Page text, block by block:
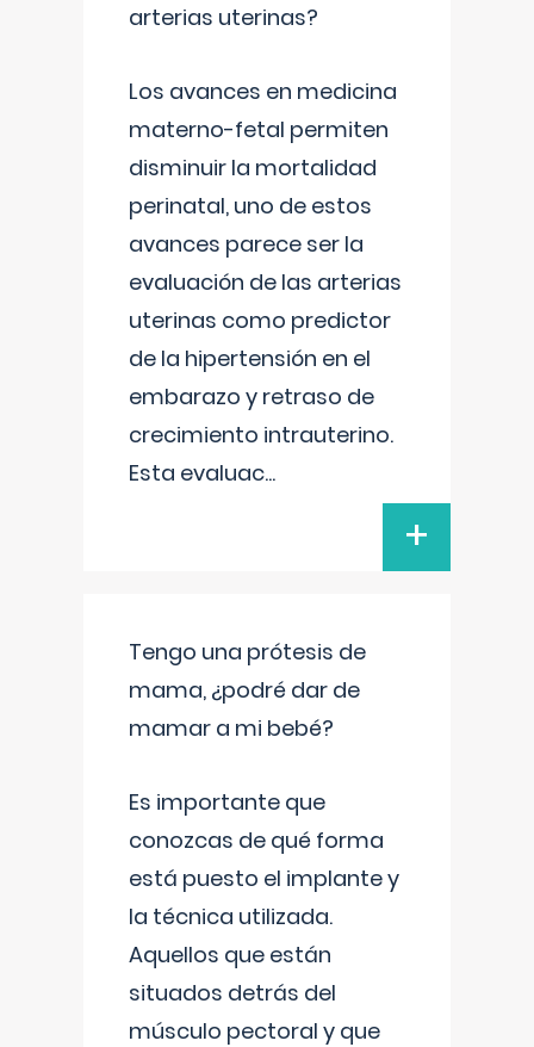
arterias uterinas?
Los avances en medicina
materno-fetal permiten
disminuir la mortalidad
perinatal, uno de estos
avances parece ser la
evaluación de las arterias
uterinas como predictor
de la hipertensión en el
embarazo y retraso de
crecimiento intrauterino.
Esta evaluac...
+
Tengo una prótesis de
mama, ¿podré dar de
mamar a mi bebé?
Es importante que
conozcas de qué forma
está puesto el implante y
la técnica utilizada.
Aquellos que están
situados detrás del
músculo pectoral y que